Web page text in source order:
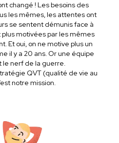
changé ! Les besoins des
les mêmes, les attentes ont
se sentent démunis face à
motivées par les mêmes
Et oui, on ne motive plus un
il y a 20 ans. Or une équipe
le nerf de la guerre.
QVT (qualité de vie au
notre mission.